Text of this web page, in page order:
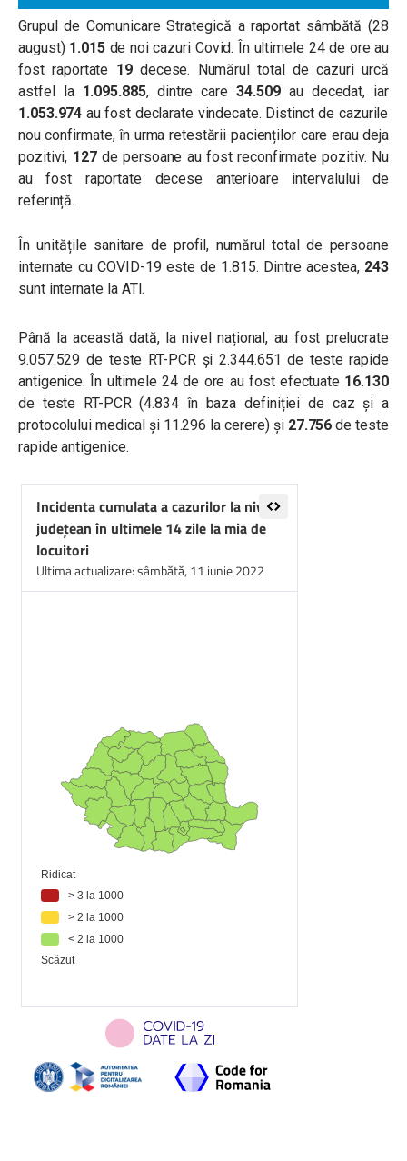
Grupul de Comunicare Strategică a raportat sâmbătă (28
august) 1.015 de noi cazuri Covid. În ultimele 24 de ore au
fost raportate 19 decese. Numărul total de cazuri urcă
astfel la 1.095.885, dintre care 34.509 au decedat, iar
1.053.974 au fost declarate vindecate. Distinct de cazurile
nou confirmate, în urma retestării pacienților care erau deja
pozitivi, 127de persoane au fost reconfirmate pozitiv. Nu
au fost raportate decese anterioare intervalului de
referință.
În unitățile sanitare de profil, numărul total de persoane
internate cu COVID-19 este de 1.815. Dintre acestea, 243
sunt internate la ATI.
Până la această dată, la nivel național, au fost prelucrate
9.057.529 de teste RT-PCR și 2.344.651 de teste rapide
antigenice. În ultimele 24 de ore au fost efectuate 16.130
de teste RT-PCR (4.834 în baza definiției de caz și a
protocolului medical și 11.296 la cerere) și 27.756 de teste
rapide antigenice.